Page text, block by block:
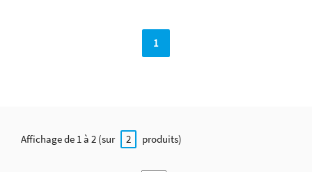
1
Affichage de 1 à 2 (sur 2 produits)